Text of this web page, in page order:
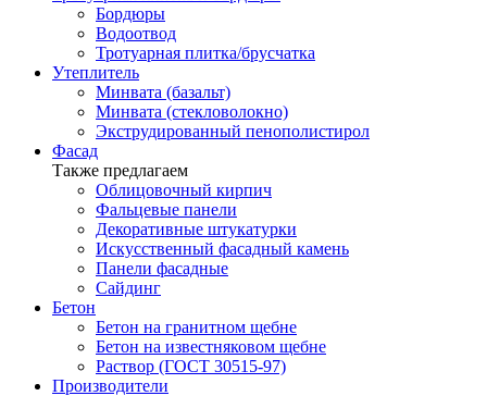
Бордюры
Водоотвод
Тротуарная плитка/брусчатка
Утеплитель
Минвата (базальт)
Минвата (стекловолокно)
Экструдированный пенополистирол
Фасад
Также предлагаем
Облицовочный кирпич
Фальцевые панели
Декоративные штукатурки
Искусственный фасадный камень
Панели фасадные
Сайдинг
Бетон
Бетон на гранитном щебне
Бетон на известняковом щебне
Раствор (ГОСТ 30515-97)
Производители